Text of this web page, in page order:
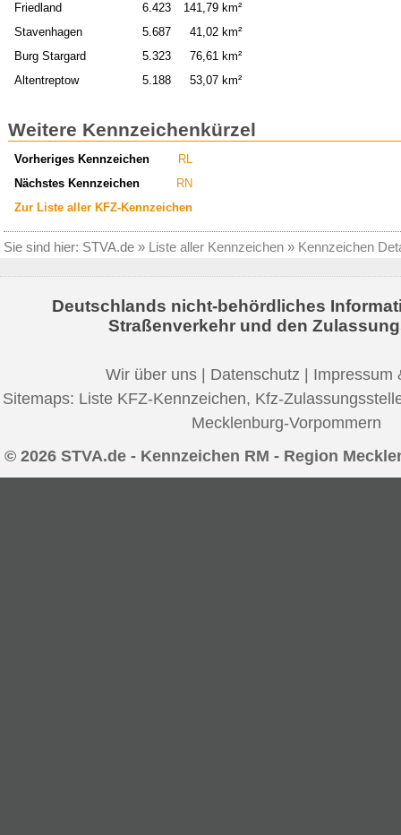
Friedland
6.423
141,79 km²
Stavenhagen
5.687
41,02 km²
Burg Stargard
5.323
76,61 km²
Altentreptow
5.188 53,07 km²
Weitere Kennzeichenkürzel
Vorheriges Kennzeichen
RL
Nächstes Kennzeichen
RN
Zur Liste aller KFZ-Kennzeichen
Sie sind hier: STVA.de » Liste aller Kennzeichen » Kennzeichen
Deutschlands nicht-behördliches
Straßenverkehr und den
Wir über uns | Datenschutz | Impressum
Sitemaps: Liste KFZ-Kennzeichen, Kfz-
Mecklenburg-Vorpommern
© 2026 STVA.de - Kennzeichen RM - Region